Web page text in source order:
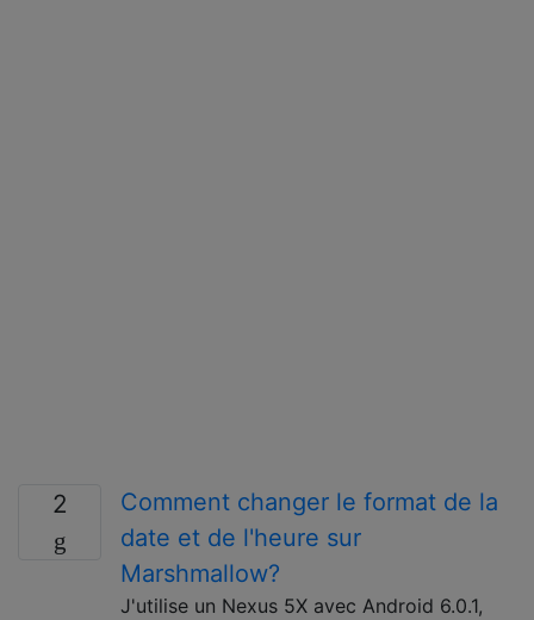
2
Comment changer le format de la
date et de l'heure sur
Marshmallow?
J'utilise un Nexus 5X avec Android 6.0.1,